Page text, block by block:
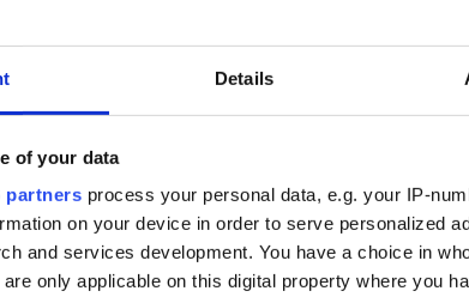
Details
of your data
partners process your personal data, e.g. your IP-
on your device in order to serve personalized
and services development. You have a choice in
only applicable on this digital property where you
pratar om ”ett steg framåt och två bakåt”
av brytning av uran med andra metaller.
att uranbrytning ska ske i Sverige.